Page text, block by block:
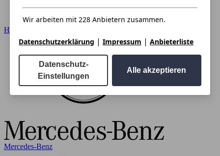
Hyundai
Mercedes-Benz
Wir arbeiten mit 228 Anbietern zusammen.
Datenschutzerklärung | Impressum | Anbieterliste
Datenschutz-
Einstellungen
Alle akzeptieren